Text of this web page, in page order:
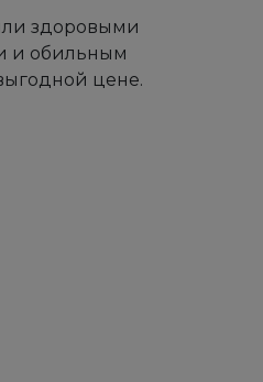
здоровыми
и обильным
цене.